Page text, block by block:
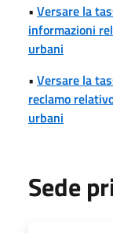
• Versare la
informazioni
urbani
• Versare la
reclamo
urbani
Sede